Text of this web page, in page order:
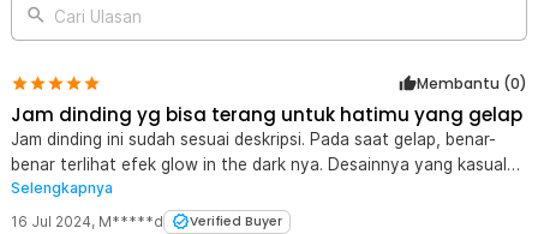
Kelengkapan Produk
Rincian yang Anda dapatkan untuk pembelian produk ini:
1 x TaffHOME Jam Dinding Bulat Quartz Luminous Glow in The
Dark 30cm
Cari Ulasan
Membantu (0)
Jam dinding yg bisa terang untuk hatimu yang gelap
Jam dinding ini sudah sesuai deskripsi. Pada saat gelap, benar-
benar terlihat efek glow in the dark nya. Desainnya yang kasual
dan terdiri dari warna hitam, putih, serta warna hijau di angka
penunjuk waktunya terlihat cocok untuk segala ruangan.
Selengkapnya
16 Jul 2024, M*****d Verified Buyer